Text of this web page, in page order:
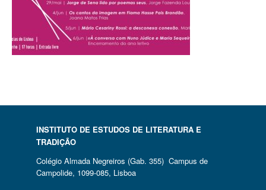
INSTITUTO DE ESTUDOS DE LITERATURA E
TRADIÇÃO
Colégio Almada Negreiros (Gab. 355) Campus de
Campolide, 1099-085, Lisboa